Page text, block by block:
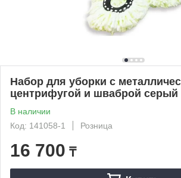
Набор для уборки с
центрифугой и шваброй серый
В наличии
Код: 141058-1
Розница
16 700 ₸